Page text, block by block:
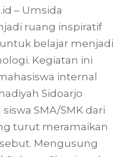
– Umsida
ruang inspiratif
belajar menjadi
Kegiatan ini
internal
Sidoarjo
SMA/SMK dari
turut meramaikan
Mengusung